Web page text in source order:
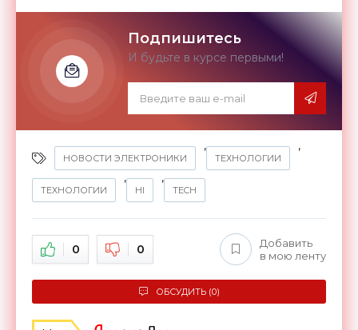
Подпишитесь
И будьте в курсе первыми!
НОВОСТИ ЭЛЕКТРОНИКИ
,
ТЕХНОЛОГИИ
,
ТЕХНОЛОГИИ
,
HI
,
TECH
0 0
Добавить
в мою ленту
ОБСУДИТЬ (0)